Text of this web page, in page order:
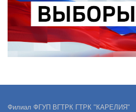
Филиал ФГУП ВГТРК ГТРК "КАРЕЛИЯ"